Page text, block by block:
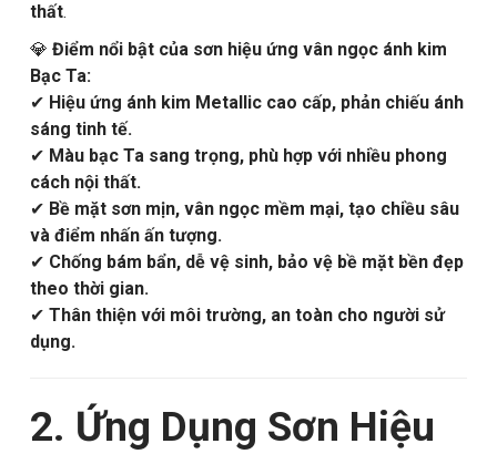
thất.
💎 Điểm nổi bật của sơn hiệu ứng vân ngọc ánh kim
Bạc Ta:
✔ Hiệu ứng ánh kim Metallic cao cấp, phản chiếu ánh
sáng tinh tế.
✔ Màu bạc Ta sang trọng, phù hợp với nhiều phong
cách nội thất.
✔ Bề mặt sơn mịn, vân ngọc mềm mại, tạo chiều sâu
và điểm nhấn ấn tượng.
✔ Chống bám bẩn, dễ vệ sinh, bảo vệ bề mặt bền đẹp
theo thời gian.
✔ Thân thiện với môi trường, an toàn cho người sử
dụng.
2. Ứng Dụng Sơn Hiệu